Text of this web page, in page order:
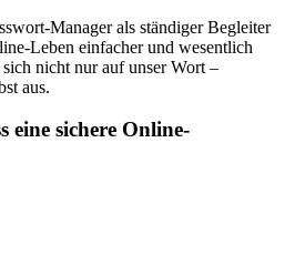
Manager als ständiger Begleiter
Leben einfacher und wesentlich
nicht nur auf unser Wort –
aus.
eine sichere Online-